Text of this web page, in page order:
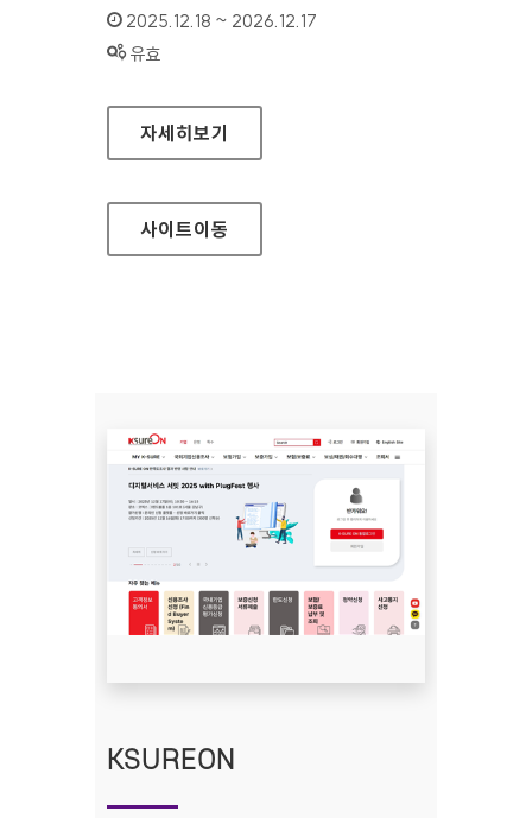
인증기간 :
2025.12.18 ~ 2026.12.17
상태 :
유효
헬스맵
자세히보기
사이트이동
KSUREON